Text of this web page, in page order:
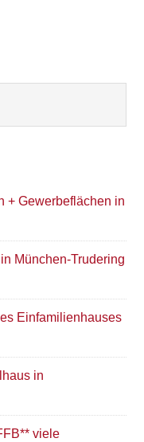
+ Gewerbeflächen in
München-Trudering
Einfamilienhauses
in
viele